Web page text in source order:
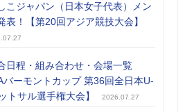
こジャパン（日本女子代表）メン
表！【第20回アジア競技大会】
日程・組み合わせ・会場一覧
バーモントカップ 第36回全日本U-
トサル選手権大会】
2026.07.27